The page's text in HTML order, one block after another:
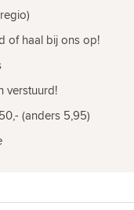
of haal bij ons op!
verstuurd!
(anders 5,95)